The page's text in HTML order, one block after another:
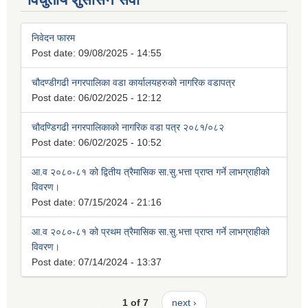
निवेदन फारम
Post date: 09/08/2025 - 14:55
चौदण्डीगढी नगरपालिका वडा कार्यालयहरुको नागरिक वडापत्र
Post date: 06/02/2025 - 12:12
चौदण्डिगढी नगरपालिकाको नागरिक वडा पत्र २०८१/०८२
Post date: 06/02/2025 - 10:52
आ.व २०८०-८१ को द्वितीय त्रैमासिक सा.सु.भत्ता प्राप्त गर्ने लाभग्राहीको
विवरण।
Post date: 07/15/2024 - 21:16
आ.व २०८०-८१ को प्रथम त्रैमासिक सा.सु.भत्ता प्राप्त गर्ने लाभग्राहीको
विवरण।
Post date: 07/14/2024 - 13:37
1 of 7 next ›